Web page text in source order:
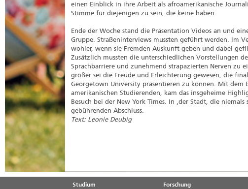
einen Einblick in ihre Arbeit als afroamerikanische
Stimme für diejenigen zu sein, die keine haben.
Ende der Woche stand die Präsentation Videos an und
Gruppe. Straßeninterviews mussten geführt werden. Im
wohler, wenn sie Fremden Auskunft geben und dabei
Zusätzlich mussten die unterschiedlichen Vorstellungen
Sprachbarriere und zunehmend strapazierten Nerven zu
größer sei die Freude und Erleichterung gewesen, die
Georgetown University präsentieren zu können. Mit dem
amerikanischen Studierenden, kam das insgeheime
Besuch bei der New York Times. In ‚der Stadt, die
gebührenden Abschluss.
Text: Leonie Deubig
Studium Forschung